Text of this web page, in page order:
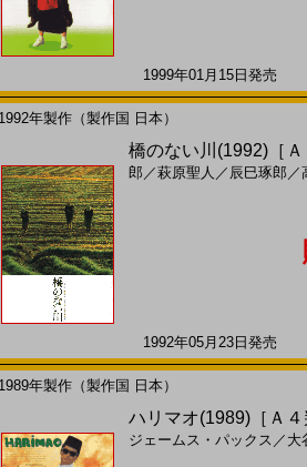
1999年01月15日発売
1992年製作（製作国 日本）
橋のない川(1992)［
郎 ／萩原聖人 ／ 辰巳琢郎 ／
1992年05月23日発売
1989年製作（製作国 日本）
ハリマオ(1989)［Ａ
ジェームス・パックス ／ 大